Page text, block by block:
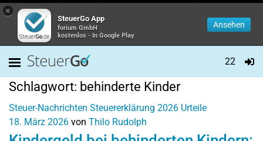
×
SteuerGo App
forium GmbH
kostenlos - In Google Play
Ansehen
22
Schlagwort: behinderte Kinder
Steuer-Nachrichten Steuererklärung 2026 Urteile
18. März 2026 von Thilo Rudolph